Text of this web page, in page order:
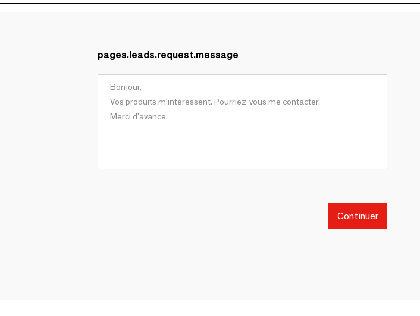
pages.leads.request.message
Continuer